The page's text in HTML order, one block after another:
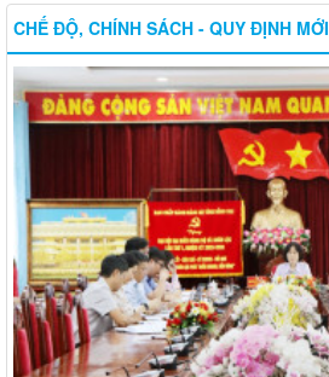
CHẾ ĐỘ, CHÍNH SÁCH - QUY ĐỊNH MỚI